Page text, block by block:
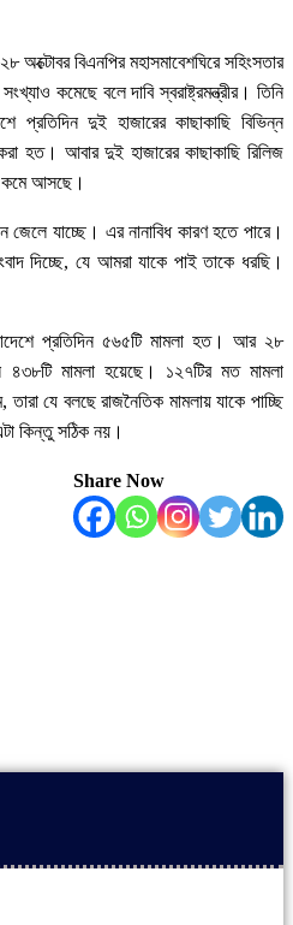
অক্টোবর বিএনপির মহাসমাবেশঘিরে সহিংসতার
কমেছে বলে দাবি স্বরাষ্ট্রমন্ত্রীর। তিনি
প্রতিদিন দুই হাজারের কাছাকাছি বিভিন্ন
হত। আবার দুই হাজারের কাছাকাছি রিলিজ
কমে আসছে।
যাচ্ছে। এর নানাবিধ কারণ হতে পারে।
দিচ্ছে, যে আমরা যাকে পাই তাকে ধরছি।
প্রতিদিন ৫৬৫টি মামলা হত। আর ২৮
৪৩৮টি মামলা হয়েছে। ১২৭টির মত মামলা
যে বলছে রাজনৈতিক মামলায় যাকে পাচ্ছি
কিন্তু সঠিক নয়।
Share Now